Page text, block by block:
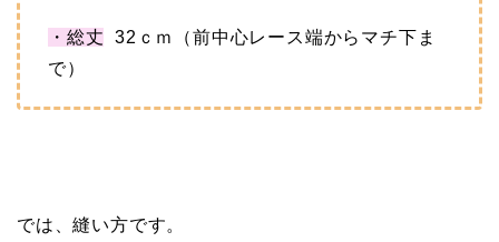
・総丈 32ｃｍ（前中心レース端からマチ下ま
で）
では、縫い方です。